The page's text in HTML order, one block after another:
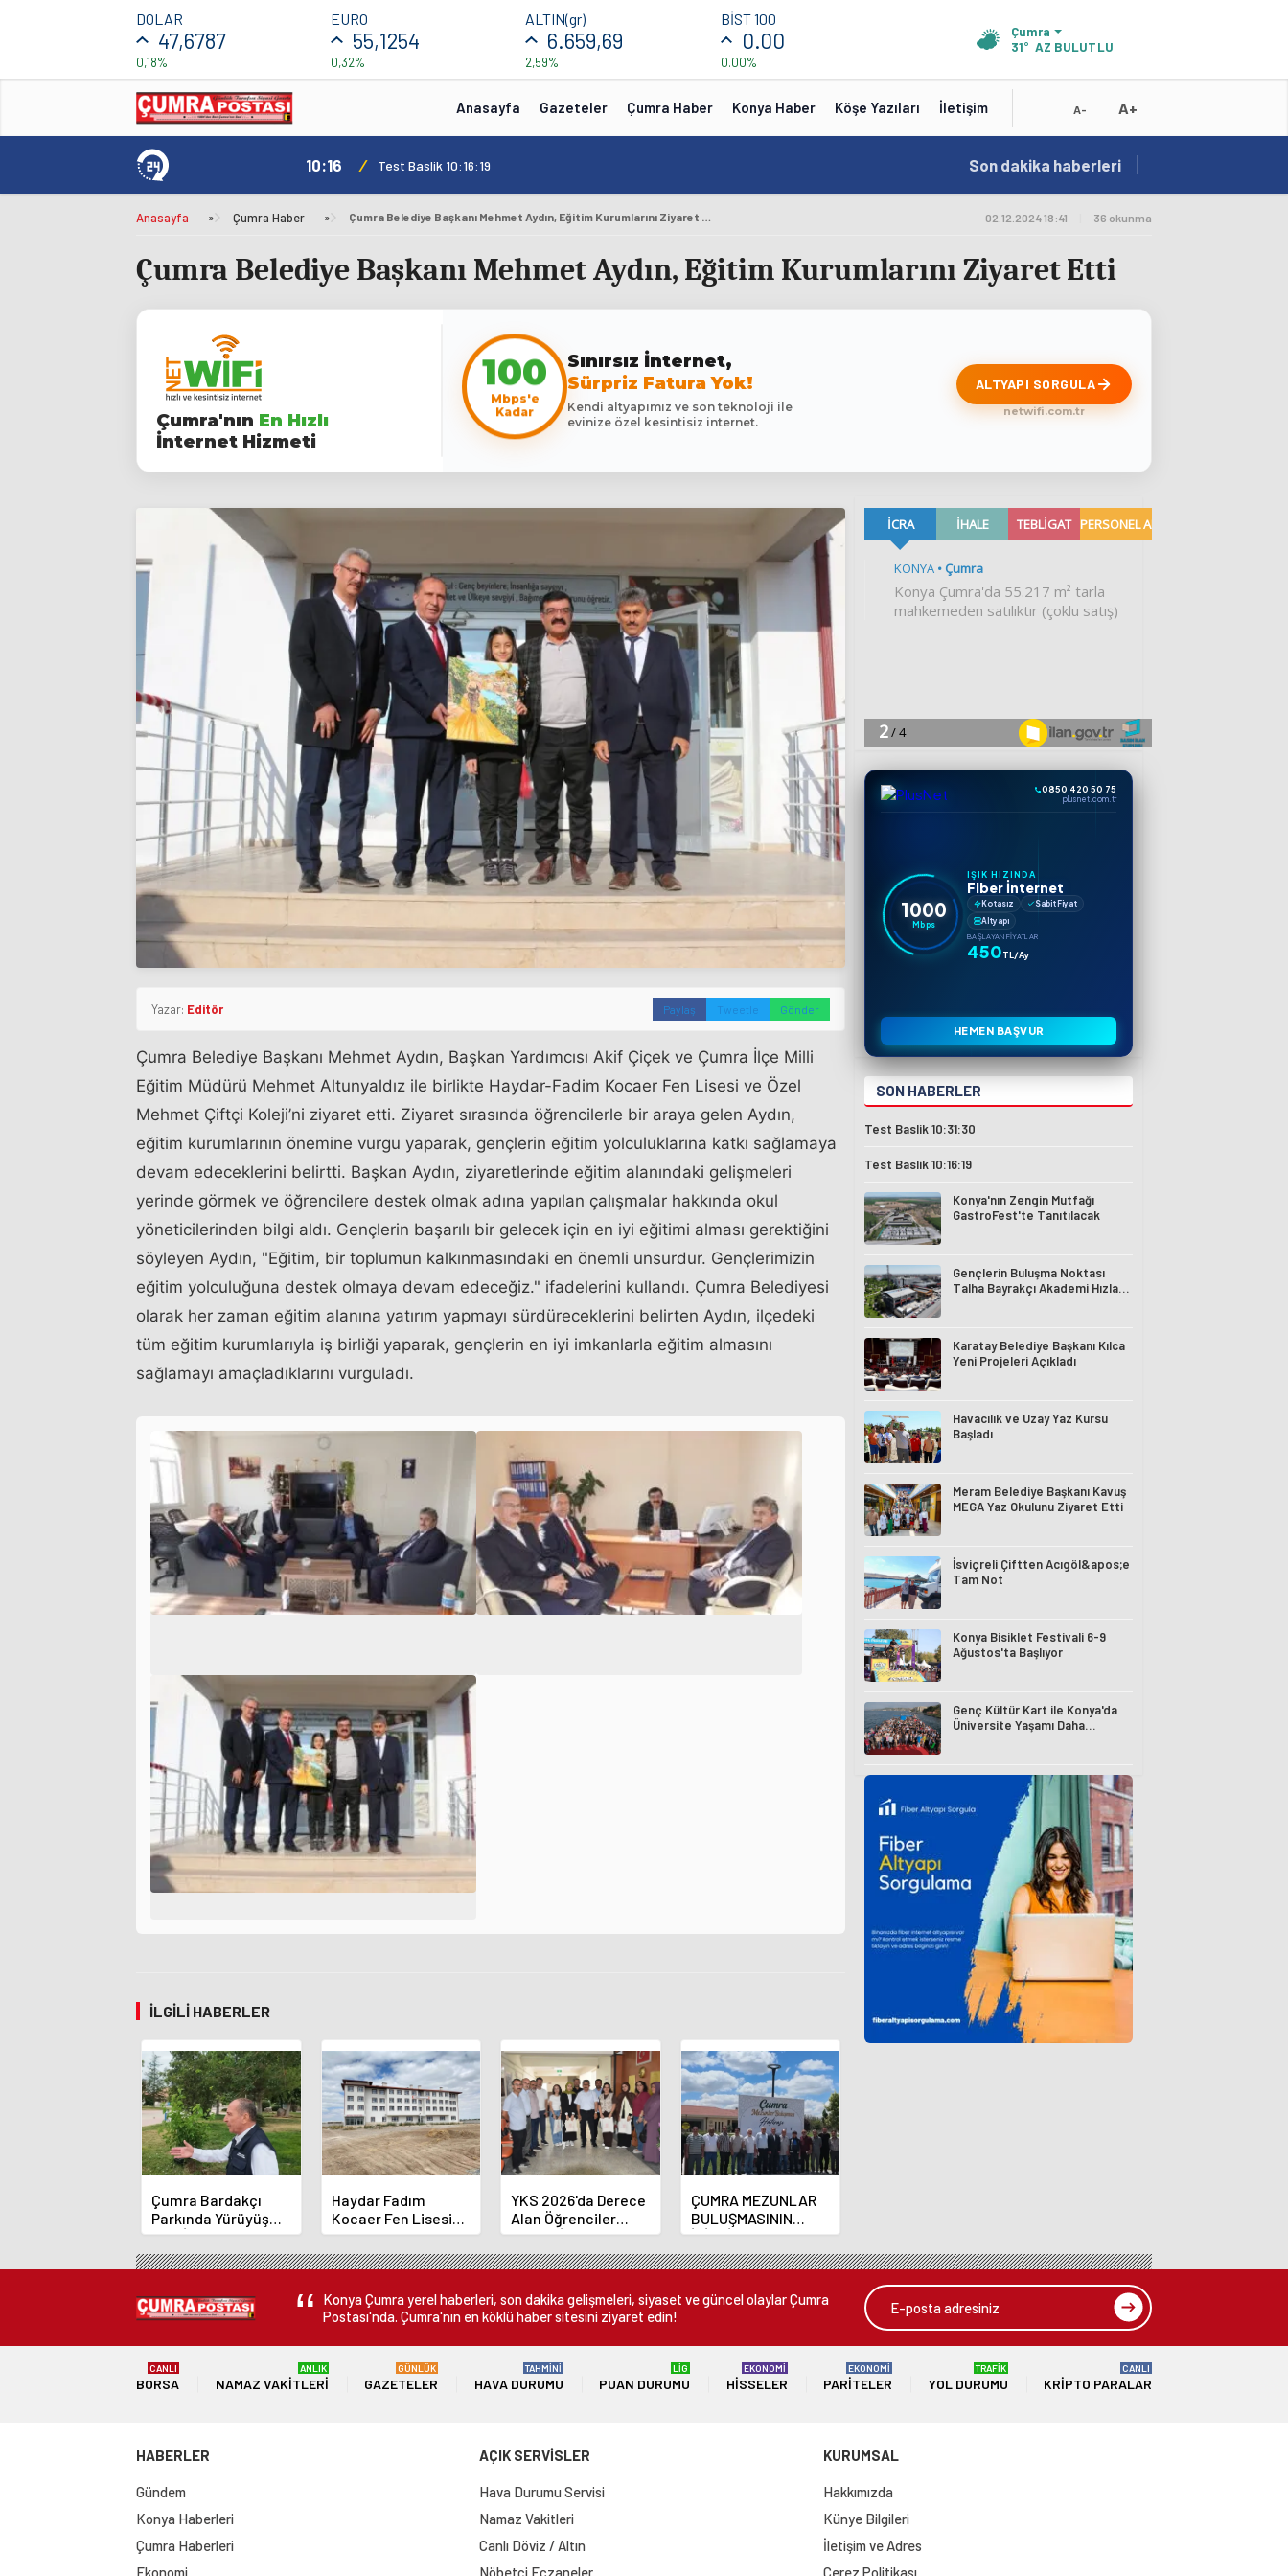
DOLAR
47,6787
0,18%
EURO
55,1254
0,32%
ALTIN(gr)
6.659,69
2,59%
BİST 100
0.00
0.00%
Çumra
31° AZ BULUTLU
Anasayfa Gazeteler Çumra Haber Konya Haber Köşe Yazıları İletişim A- A+
10:16 / Test Baslik 10:16:19 19:01 / Konya'nın Zengin Mutfağı GastroFest'te
Son dakika haberleri
Anasayfa » Çumra Haber » Çumra Belediye Başkanı Mehmet Aydın, Eğitim Kurumlarını Ziyaret Etti 02.12.2024 18:41 36 okunma
Çumra Belediye Başkanı Mehmet Aydın, Eğitim Kurumlarını Ziyaret Etti
Çumra'nın En Hızlı
İnternet Hizmeti
100
Mbps'e
Kadar
Sınırsız İnternet,
Sürpriz Fatura Yok!
Kendi altyapımız ve son teknoloji ile
evinize özel kesintisiz internet.
ALTYAPI SORGULA
netwifi.com.tr
Yazar: Editör Paylaş Tweetle Gönder
Çumra Belediye Başkanı Mehmet Aydın, Başkan Yardımcısı Akif Çiçek ve Çumra İlçe Milli
Eğitim Müdürü Mehmet Altunyaldız ile birlikte Haydar-Fadim Kocaer Fen Lisesi ve Özel
Mehmet Çiftçi Koleji’ni ziyaret etti. Ziyaret sırasında öğrencilerle bir araya gelen Aydın,
eğitim kurumlarının önemine vurgu yaparak, gençlerin eğitim yolculuklarına katkı sağlamaya
devam edeceklerini belirtti. Başkan Aydın, ziyaretlerinde eğitim alanındaki gelişmeleri
yerinde görmek ve öğrencilere destek olmak adına yapılan çalışmalar hakkında okul
yöneticilerinden bilgi aldı. Gençlerin başarılı bir gelecek için en iyi eğitimi alması gerektiğini
söyleyen Aydın, "Eğitim, bir toplumun kalkınmasındaki en önemli unsurdur. Gençlerimizin
eğitim yolculuğuna destek olmaya devam edeceğiz." ifadelerini kullandı. Çumra Belediyesi
olarak her zaman eğitim alanına yatırım yapmayı sürdüreceklerini belirten Aydın, ilçedeki
tüm eğitim kurumlarıyla iş birliği yaparak, gençlerin en iyi imkanlarla eğitim almasını
sağlamayı amaçladıklarını vurguladı.
İLGILI HABERLER
Çumra Bardakçı
Parkında Yürüyüş
Yolu İçin Çalışmalar
Sürüyor
Haydar Fadım
Kocaer Fen Lisesi
Pansiyonunda Sona
Gelindi
YKS 2026'da Derece
Alan Öğrenciler
Çumra İlçe Milli
Eğitim Müdürünü
Ziyaret Etti
ÇUMRA MEZUNLAR
BULUŞMASININ
İKİNCİ HAFTASINDA
MEZUNLAR BİR
ARAYA GELDİ
0850 420 50 75
plusnet.com.tr
1000
Mbps
IŞIK HIZINDA
Fiber İnternet
Kotasız
Sabit Fiyat
Altyapı
BAŞLAYAN FIYATLAR
450TL/Ay
HEMEN BAŞVUR
SON HABERLER
Test Baslik 10:31:30
Test Baslik 10:16:19
Konya'nın Zengin Mutfağı
GastroFest'te Tanıtılacak
Gençlerin Buluşma Noktası
Talha Bayrakçı Akademi Hızla
Karatay Belediye Başkanı Kılca
Yeni Projeleri Açıkladı
Havacılık ve Uzay Yaz Kursu
Başladı
Meram Belediye Başkanı Kavuş
MEGA Yaz Okulunu Ziyaret Etti
İsviçreli Çiftten Acıgöl&apos;e
Tam Not
Konya Bisiklet Festivali 6-9
Ağustos'ta Başlıyor
Genç Kültür Kart ile Konya'da
Üniversite Yaşamı Daha
Konya Çumra yerel haberleri, son dakika gelişmeleri, siyaset ve güncel olaylar Çumra
Postası'nda. Çumra'nın en köklü haber sitesini ziyaret edin!
BORSA
CANLI
NAMAZ VAKITLERI
ANLIK
GAZETELER
GÜNLÜK
HAVA DURUMU
TAHMİNİ
PUAN DURUMU
LİG
HISSELER
EKONOMİ
PARITELER
EKONOMİ
YOL DURUMU
TRAFİK
KRIPTO PARALAR
CANLI
HABERLER
Gündem
Konya Haberleri
Çumra Haberleri
Ekonomi
AÇIK SERVİSLER
Hava Durumu Servisi
Namaz Vakitleri
Canlı Döviz / Altın
Nöbetçi Eczaneler
KURUMSAL
Hakkımızda
Künye Bilgileri
İletişim ve Adres
Çerez Politikası